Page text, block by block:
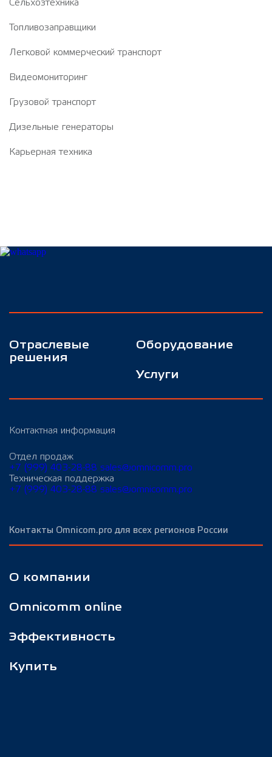
Сельхозтехника
Топливозаправщики
Легковой коммерческий транспорт
Видеомониторинг
Грузовой транспорт
Дизельные генераторы
Карьерная техника
Отраслевые
решения
Оборудование
Услуги
Контактная информация
Отдел продаж
+7 (999) 403-28-88 sales@omnicomm.pro
Техническая поддержка
+7 (999) 403-28-88 sales@omnicomm.pro
Контакты Omnicom.pro для всех регионов России
О компании
Omnicomm online
Эффективность
Купить